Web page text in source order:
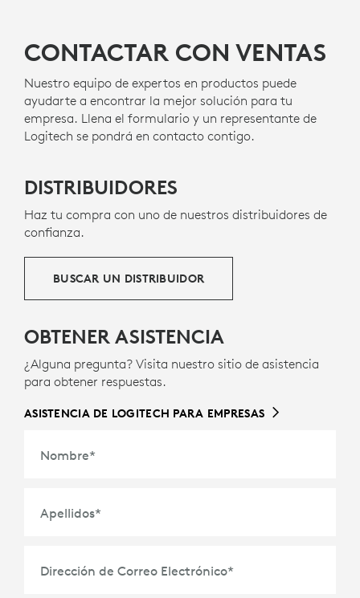
CONTACTAR CON VENTAS
Nuestro equipo de expertos en productos puede
ayudarte a encontrar la mejor solución para tu
empresa. Llena el formulario y un representante de
Logitech se pondrá en contacto contigo.
DISTRIBUIDORES
Haz tu compra con uno de nuestros distribuidores de
confianza.
BUSCAR UN DISTRIBUIDOR
OBTENER ASISTENCIA
¿Alguna pregunta? Visita nuestro sitio de asistencia
para obtener respuestas.
ASISTENCIA DE LOGITECH PARA EMPRESAS
Nombre*
Apellidos*
Dirección de Correo Electrónico*